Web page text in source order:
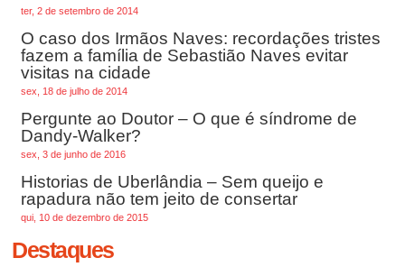
ter, 2 de setembro de 2014
O caso dos Irmãos Naves: recordações tristes
fazem a família de Sebastião Naves evitar
visitas na cidade
sex, 18 de julho de 2014
Pergunte ao Doutor – O que é síndrome de
Dandy-Walker?
sex, 3 de junho de 2016
Historias de Uberlândia – Sem queijo e
rapadura não tem jeito de consertar
qui, 10 de dezembro de 2015
Destaques